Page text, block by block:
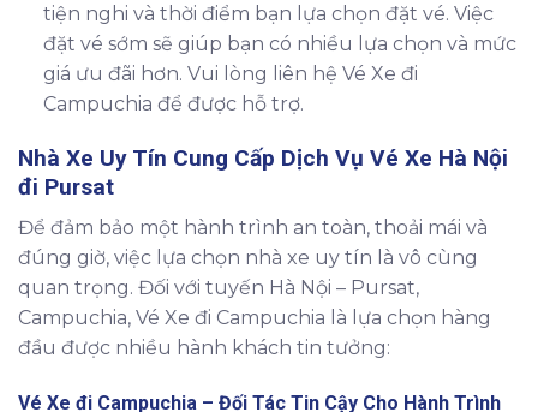
tiện nghi và thời điểm bạn lựa chọn đặt vé. Việc
đặt vé sớm sẽ giúp bạn có nhiều lựa chọn và mức
giá ưu đãi hơn. Vui lòng liên hệ Vé Xe đi
Campuchia để được hỗ trợ.
Nhà Xe Uy Tín Cung Cấp Dịch Vụ Vé Xe Hà Nội
đi Pursat
Để đảm bảo một hành trình an toàn, thoải mái và
đúng giờ, việc lựa chọn nhà xe uy tín là vô cùng
quan trọng. Đối với tuyến Hà Nội – Pursat,
Campuchia, Vé Xe đi Campuchia là lựa chọn hàng
đầu được nhiều hành khách tin tưởng:
Vé Xe đi Campuchia – Đối Tác Tin Cậy Cho Hành Trình